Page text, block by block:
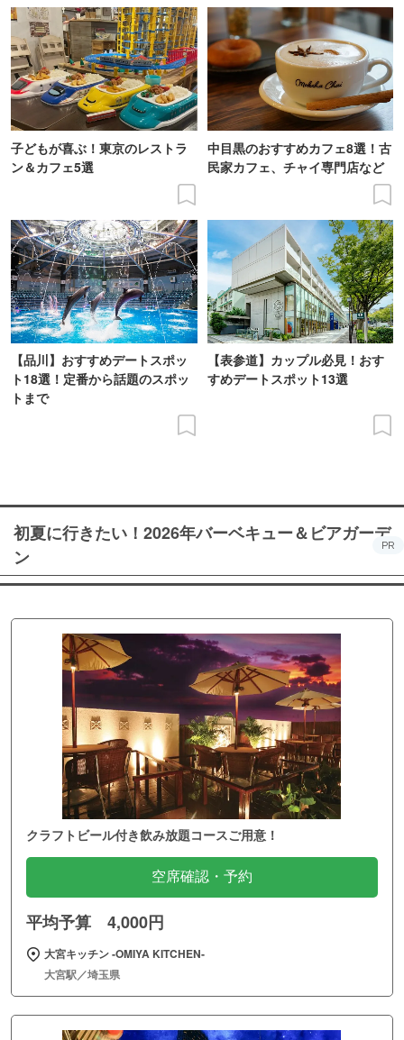
子どもが喜ぶ！東京のレストラ
ン＆カフェ5選
中目黒のおすすめカフェ8選！古
民家カフェ、チャイ専門店など
【品川】おすすめデートスポッ
ト18選！定番から話題のスポッ
トまで
【表参道】カップル必見！おす
すめデートスポット13選
初夏に行きたい！2026年バーベキュー＆ビアガーデ
ン
PR
クラフトビール付き飲み放題コースご用意！
空席確認・予約
平均予算 4,000円
大宮キッチン ‐OMIYA KITCHEN‐
大宮駅／埼玉県